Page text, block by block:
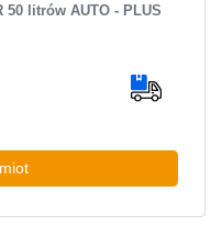
50 litrów AUTO - PLUS